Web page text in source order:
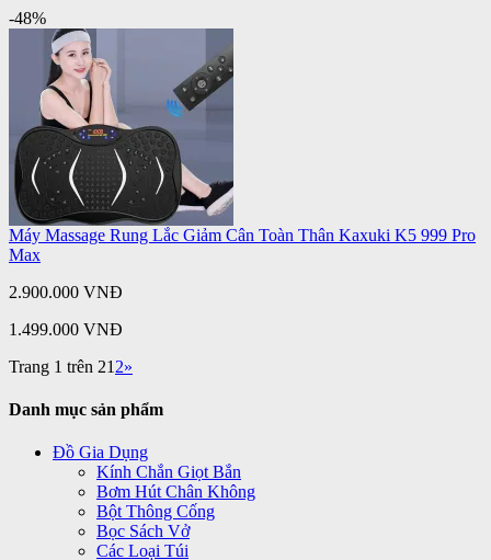
-48%
Máy Massage Rung Lắc Giảm Cân Toàn Thân Kaxuki K5 999 Pro
Max
2.900.000 VNĐ
1.499.000 VNĐ
Trang 1 trên 21 2»
Danh mục sản phẩm
Đồ Gia Dụng
Kính Chắn Giọt Bắn
Bơm Hút Chân Không
Bột Thông Cống
Bọc Sách Vở
Các Loại Túi